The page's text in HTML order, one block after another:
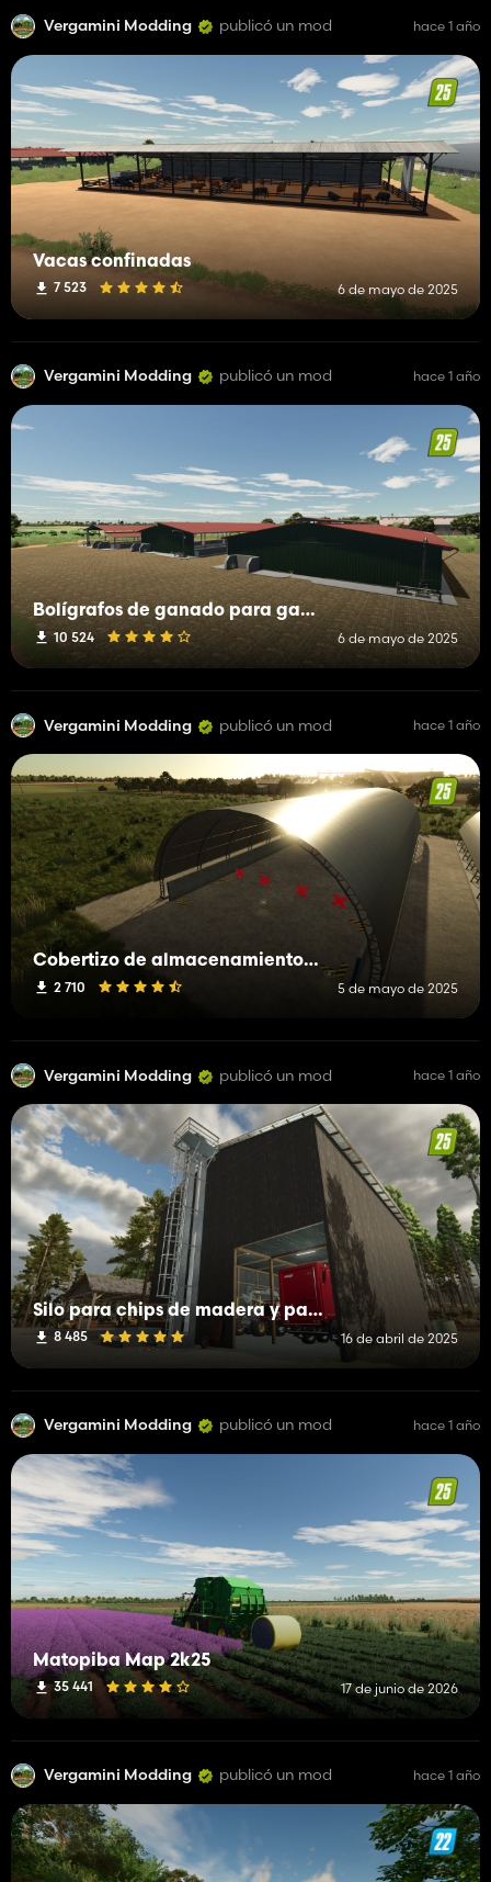
Vergamini Modding publicó un mod hace 1 año
Vacas confinadas
7 523 6 de mayo de 2025
Vergamini Modding publicó un mod hace 1 año
Bolígrafos de ganado para ganado de carne
10 524 6 de mayo de 2025
Vergamini Modding publicó un mod hace 1 año
Cobertizo de almacenamiento y cobertizo único
2 710 5 de mayo de 2025
Vergamini Modding publicó un mod hace 1 año
Silo para chips de madera y paja
8 485 16 de abril de 2025
Vergamini Modding publicó un mod hace 1 año
Matopiba Map 2k25
35 441 17 de junio de 2026
Vergamini Modding publicó un mod hace 1 año